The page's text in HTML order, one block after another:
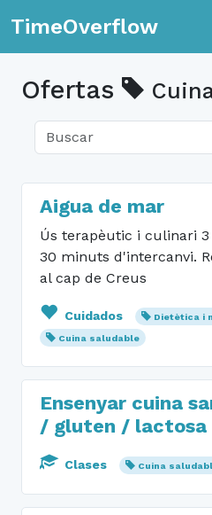
TimeOverflow
Ofertas
Aigua de mar
Ús terapèutic i culinari
30 minuts d'intercanvi.
al cap de Creus
Cuidados Dietètica i
Cuina saludable
Ensenyar cuina
/ gluten / lactosa
Clases Cuina